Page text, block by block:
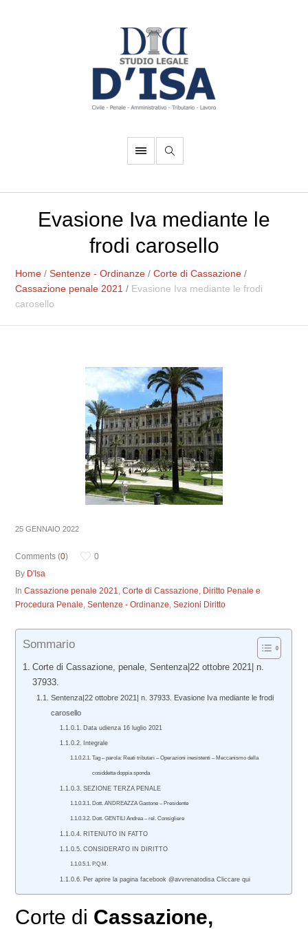
Evasione Iva mediante le
frodi carosello
Home /Sentenze - Ordinanze /Corte di Cassazione /
Cassazione penale 2021 / Evasione Iva mediante le frodi
carosello
25 GENNAIO 2022
Comments (0)
0
By D'Isa
InCassazione penale 2021,Corte di Cassazione, Diritto Penale e
Procedura Penale,Sentenze - Ordinanze,Sezioni Diritto
Sommario
Corte di Cassazione, penale, Sentenza|22 ottobre 2021| n.
37933.
Sentenza|22 ottobre 2021| n. 37933. Evasione Iva mediante le frodi
carosello
Data udienza 16 luglio 2021
Integrale
Tag – parola: Reati tributari – Operazioni inesistenti – Meccanismo della
cosiddetta doppia sponda
SEZIONE TERZA PENALE
Dott. ANDREAZZA Gastone – Presidente
Dott. GENTILI Andrea – rel. Consigliere
RITENUTO IN FATTO
CONSIDERATO IN DIRITTO
P.Q.M.
Per aprire la pagina facebook @avvrenatodisa Cliccare qui
Corte di Cassazione,